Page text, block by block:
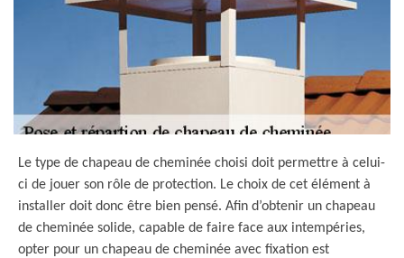
Le type de chapeau de cheminée choisi doit permettre à celui-
ci de jouer son rôle de protection. Le choix de cet élément à
installer doit donc être bien pensé. Afin d’obtenir un chapeau
de cheminée solide, capable de faire face aux intempéries,
opter pour un chapeau de cheminée avec fixation est